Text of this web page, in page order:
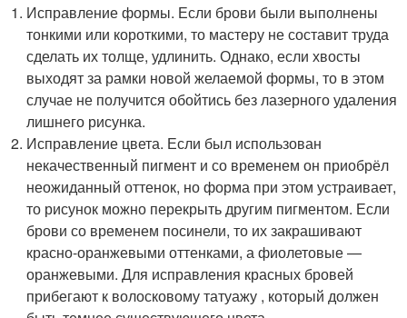
Исправление формы. Если брови были выполнены
тонкими или короткими, то мастеру не составит труда
сделать их толще, удлинить. Однако, если хвосты
выходят за рамки новой желаемой формы, то в этом
случае не получится обойтись без лазерного удаления
лишнего рисунка.
Исправление цвета. Если был использован
некачественный пигмент и со временем он приобрёл
неожиданный оттенок, но форма при этом устраивает,
то рисунок можно перекрыть другим пигментом. Если
брови со временем посинели, то их закрашивают
красно-оранжевыми оттенками, а фиолетовые —
оранжевыми. Для исправления красных бровей
прибегают к волосковому татуажу , который должен